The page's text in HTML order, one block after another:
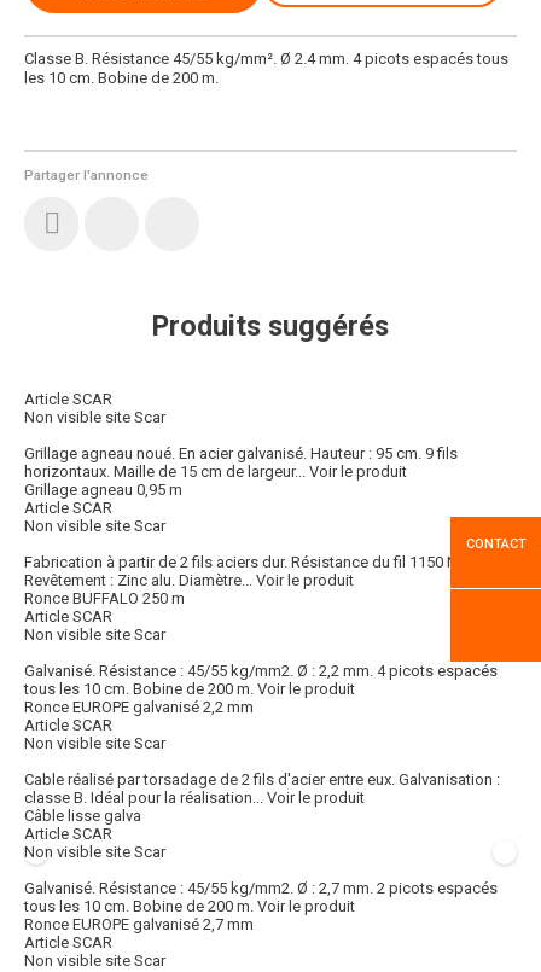
Partager l'annonce
Classe B. Résistance 45/55 kg/mm². Ø 2.4 mm. 4 picots espacés tous
les 10 cm. Bobine de 200 m.
Produits suggérés
Article SCAR
Non visible site Scar
Grillage agneau noué. En acier galvanisé. Hauteur : 95 cm. 9 fils
horizontaux. Maille de 15 cm de largeur... Voir le produit
Grillage agneau 0,95 m
Article SCAR
Non visible site Scar
Fabrication à partir de 2 fils aciers dur. Résistance du fil 1150 N/mm2.
Revêtement : Zinc alu. Diamètre... Voir le produit
Ronce BUFFALO 250 m
Article SCAR
Non visible site Scar
Galvanisé. Résistance : 45/55 kg/mm2. Ø : 2,2 mm. 4 picots espacés
tous les 10 cm. Bobine de 200 m. Voir le produit
Ronce EUROPE galvanisé 2,2 mm
Article SCAR
Non visible site Scar
Cable réalisé par torsadage de 2 fils d'acier entre eux. Galvanisation :
classe B. Idéal pour la réalisation... Voir le produit
Câble lisse galva
Article SCAR
Non visible site Scar
Galvanisé. Résistance : 45/55 kg/mm2. Ø : 2,7 mm. 2 picots espacés
tous les 10 cm. Bobine de 200 m. Voir le produit
Ronce EUROPE galvanisé 2,7 mm
Article SCAR
Non visible site Scar
CONTACT